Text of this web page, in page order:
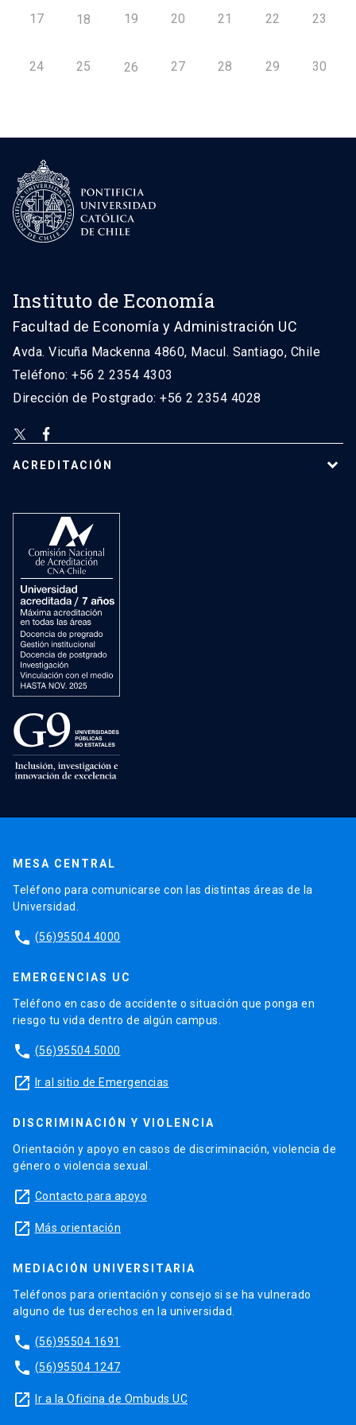
17 18 19 20 21 22 23
24 25 26 27 28 29 30
Instituto de Economía
Facultad de Economía y Administración UC
Avda. Vicuña Mackenna 4860, Macul. Santiago, Chile
Teléfono: +56 2 2354 4303
Dirección de Postgrado: +56 2 2354 4028
ACREDITACIÓN
MESA CENTRAL
Teléfono para comunicarse con las distintas áreas de la
Universidad.
phone (56)95504 4000
EMERGENCIAS UC
Teléfono en caso de accidente o situación que ponga en
riesgo tu vida dentro de algún campus.
phone (56)95504 5000
launch Ir al sitio de Emergencias
DISCRIMINACIÓN Y VIOLENCIA
Orientación y apoyo en casos de discriminación, violencia de
género o violencia sexual.
launch Contacto para apoyo
launch Más orientación
MEDIACIÓN UNIVERSITARIA
Teléfonos para orientación y consejo si se ha vulnerado
alguno de tus derechos en la universidad.
phone (56)95504 1691
phone (56)95504 1247
launch Ir a la Oficina de Ombuds UC